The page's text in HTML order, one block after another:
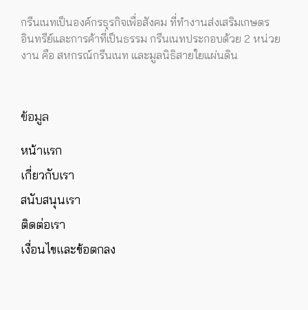
กรีนเนทเป็นองค์กรธุรกิจเพื่อสังคม ที่ทำงานส่งเสริมเกษตร
อินทรีย์และการค้าที่เป็นธรรม กรีนเนทประกอบด้วย 2 หน่วย
งาน คือ สหกรณ์กรีนเนท และมูลนิธิสายใยแผ่นดิน
ข้อมูล
หน้าแรก
เกี่ยวกับเรา
สนับสนุนเรา
ติดต่อเรา
เงื่อนไขและข้อตกลง